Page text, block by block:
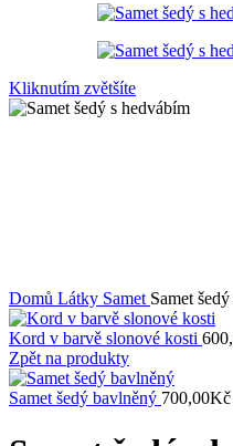
Kliknutím zvětšíte
Domů Látky Samet Samet
Kord v barvě slonové kosti
Zpět na produkty
Samet šedý bavlněný 700,00Kč